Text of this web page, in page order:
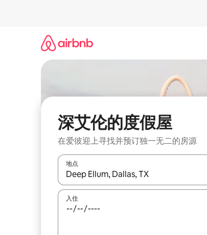
深艾伦的度假屋
在爱彼迎上寻找并预订独一无二的房源
地点
如有搜索结果，请使用上下方向键查看，或
入住